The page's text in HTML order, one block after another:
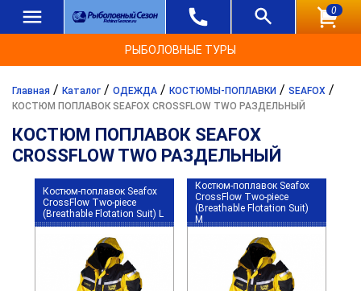
0
РЫБОЛОВНЫЕ ТУРЫ
Главная / Каталог / ОДЕЖДА / КОСТЮМЫ-ПОПЛАВКИ / SEAFOX /
КОСТЮМ ПОПЛАВОК SEAFOX CROSSFLOW TWO РАЗДЕЛЬНЫЙ
КОСТЮМ ПОПЛАВОК SEAFOX
CROSSFLOW TWO РАЗДЕЛЬНЫЙ
Костюм-поплавок Seafox
CrossFlow Two-piece
(Breathable Flotation Suit) L
Костюм-поплавок Seafox
CrossFlow Two-piece
(Breathable Flotation Suit)
M